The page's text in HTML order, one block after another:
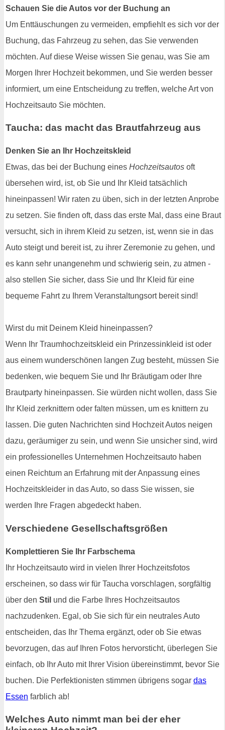
Schauen Sie die Autos vor der Buchung an
Um Enttäuschungen zu vermeiden, empfiehlt es sich vor der
Buchung, das Fahrzeug zu sehen, das Sie verwenden
möchten. Auf diese Weise wissen Sie genau, was Sie am
Morgen Ihrer Hochzeit bekommen, und Sie werden besser
informiert, um eine Entscheidung zu treffen, welche Art von
Hochzeitsauto Sie möchten.
Taucha: das macht das Brautfahrzeug aus
Denken Sie an Ihr Hochzeitskleid
Etwas, das bei der Buchung eines Hochzeitsautos oft
übersehen wird, ist, ob Sie und Ihr Kleid tatsächlich
hineinpassen! Wir raten zu üben, sich in der letzten Anprobe
zu setzen. Sie finden oft, dass das erste Mal, dass eine Braut
versucht, sich in ihrem Kleid zu setzen, ist, wenn sie in das
Auto steigt und bereit ist, zu ihrer Zeremonie zu gehen, und
es kann sehr unangenehm und schwierig sein, zu atmen -
also stellen Sie sicher, dass Sie und Ihr Kleid für eine
bequeme Fahrt zu Ihrem Veranstaltungsort bereit sind!
Wirst du mit Deinem Kleid hineinpassen?
Wenn Ihr Traumhochzeitskleid ein Prinzessinkleid ist oder
aus einem wunderschönen langen Zug besteht, müssen Sie
bedenken, wie bequem Sie und Ihr Bräutigam oder Ihre
Brautparty hineinpassen. Sie würden nicht wollen, dass Sie
Ihr Kleid zerknittern oder falten müssen, um es knittern zu
lassen. Die guten Nachrichten sind Hochzeit Autos neigen
dazu, geräumiger zu sein, und wenn Sie unsicher sind, wird
ein professionelles Unternehmen Hochzeitsauto haben
einen Reichtum an Erfahrung mit der Anpassung eines
Hochzeitskleider in das Auto, so dass Sie wissen, sie
werden Ihre Fragen abgedeckt haben.
Verschiedene Gesellschaftsgrößen
Komplettieren Sie Ihr Farbschema
Ihr Hochzeitsauto wird in vielen Ihrer Hochzeitsfotos
erscheinen, so dass wir für Taucha vorschlagen, sorgfältig
über den Stil und die Farbe Ihres Hochzeitsautos
nachzudenken. Egal, ob Sie sich für ein neutrales Auto
entscheiden, das Ihr Thema ergänzt, oder ob Sie etwas
bevorzugen, das auf Ihren Fotos hervorsticht, überlegen Sie
einfach, ob Ihr Auto mit Ihrer Vision übereinstimmt, bevor Sie
buchen. Die Perfektionisten stimmen übrigens sogar das
Essen farblich ab!
Welches Auto nimmt man bei der eher